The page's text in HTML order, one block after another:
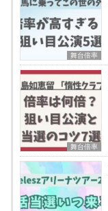
舞台倍率
舞台倍率